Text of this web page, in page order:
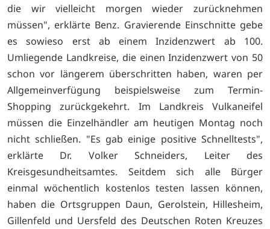
die wir vielleicht morgen wieder zurücknehmen
müssen", erklärte Benz. Gravierende Einschnitte gebe
es sowieso erst ab einem Inzidenzwert ab 100.
Umliegende Landkreise, die einen Inzidenzwert von 50
schon vor längerem überschritten haben, waren per
Allgemeinverfügung beispielsweise zum Termin-
Shopping zurückgekehrt. Im Landkreis Vulkaneifel
müssen die Einzelhändler am heutigen Montag noch
nicht schließen. "Es gab einige positive Schnelltests",
erklärte Dr. Volker Schneiders, Leiter des
Kreisgesundheitsamtes. Seitdem sich alle Bürger
einmal wöchentlich kostenlos testen lassen können,
haben die Ortsgruppen Daun, Gerolstein, Hillesheim,
Gillenfeld und Uersfeld des Deutschen Roten Kreuzes